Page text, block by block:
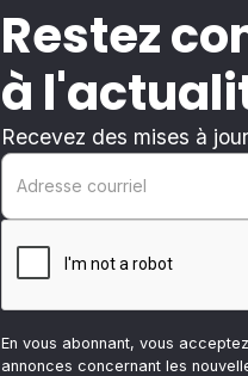
Restez
à
Recevez des mises à
En vous abonnant, vous
annonces concernant les